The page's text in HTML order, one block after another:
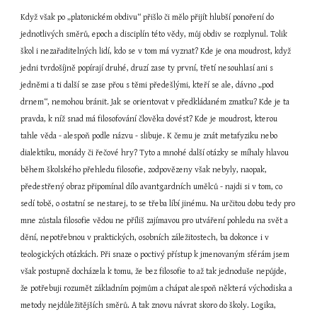
Když však po „platonickém obdivu“ přišlo či mělo přijít hlubší ponoření do
jednotlivých směrů, epoch a disciplín této vědy, můj obdiv se rozplynul. Tolik
škol i nezařaditelných lidí, kdo se v tom má vyznat? Kde je ona moudrost, když
jedni tvrdošíjně popírají druhé, druzí zase ty první, třetí nesouhlasí ani s
jedněmi a ti další se zase přou s těmi předešlými, kteří se ale, dávno „pod
drnem“, nemohou bránit. Jak se orientovat v předkládaném zmatku? Kde je ta
pravda, k níž snad má filosofování člověka dovést? Kde je moudrost, kterou
tahle věda - alespoň podle názvu - slibuje. K čemu je znát metafyziku nebo
dialektiku, monády či řečové hry? Tyto a mnohé další otázky se míhaly hlavou
během školského přehledu filosofie, zodpovězeny však nebyly, naopak,
předestřený obraz připomínal dílo avantgardních umělců - najdi si v tom, co
sedí tobě, o ostatní se nestarej, to se třeba líbí jinému. Na určitou dobu tedy pro
mne zůstala filosofie vědou ne příliš zajímavou pro utváření pohledu na svět a
dění, nepotřebnou v praktických, osobních záležitostech, ba dokonce i v
teologických otázkách. Při snaze o poctivý přístup k jmenovaným sférám jsem
však postupně docházela k tomu, že bez filosofie to až tak jednoduše nepůjde,
že potřebuji rozumět základním pojmům a chápat alespoň některá východiska a
metody nejdůležitějších směrů. A tak znovu návrat skoro do školy. Logika,